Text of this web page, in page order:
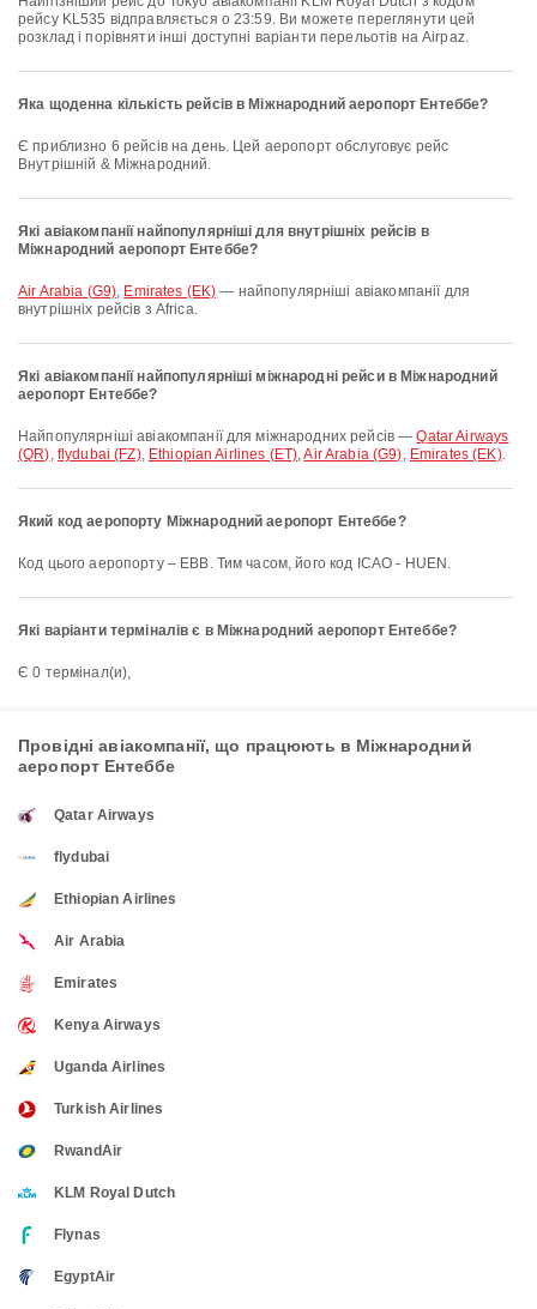
рейсу KL535 відправляється о 23:59. Ви можете переглянути цей
розклад і порівняти інші доступні варіанти перельотів на Airpaz.
Яка щоденна кількість рейсів в Міжнародний аеропорт Ентеббе?
Є приблизно 6 рейсів на день. Цей аеропорт обслуговує рейс
Внутрішній & Міжнародний.
Які авіакомпанії найпопулярніші для внутрішніх рейсів в
Міжнародний аеропорт Ентеббе?
Air Arabia (G9), Emirates (EK) — найпопулярніші авіакомпанії для
внутрішніх рейсів з Africa.
Які авіакомпанії найпопулярніші міжнародні рейси в Міжнародний
аеропорт Ентеббе?
Найпопулярніші авіакомпанії для міжнародних рейсів —Qatar Airways
(QR), flydubai (FZ), Ethiopian Airlines (ET),Air Arabia (G9), Emirates (EK).
Який код аеропорту Міжнародний аеропорт Ентеббе?
Код цього аеропорту – EBB. Тим часом, його код ICAO - HUEN.
Які варіанти терміналів є в Міжнародний аеропорт Ентеббе?
Є 0 термінал(и),
Провідні авіакомпанії, що працюють в Міжнародний
аеропорт Ентеббе
Qatar Airways
flydubai
Ethiopian Airlines
Air Arabia
Emirates
Kenya Airways
Uganda Airlines
Turkish Airlines
RwandAir
KLM Royal Dutch
Flynas
EgyptAir